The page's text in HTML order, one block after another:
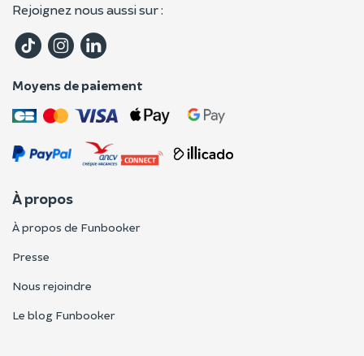
Rejoignez nous aussi sur :
Moyens de paiement
À propos
À propos de Funbooker
Presse
Nous rejoindre
Le blog Funbooker